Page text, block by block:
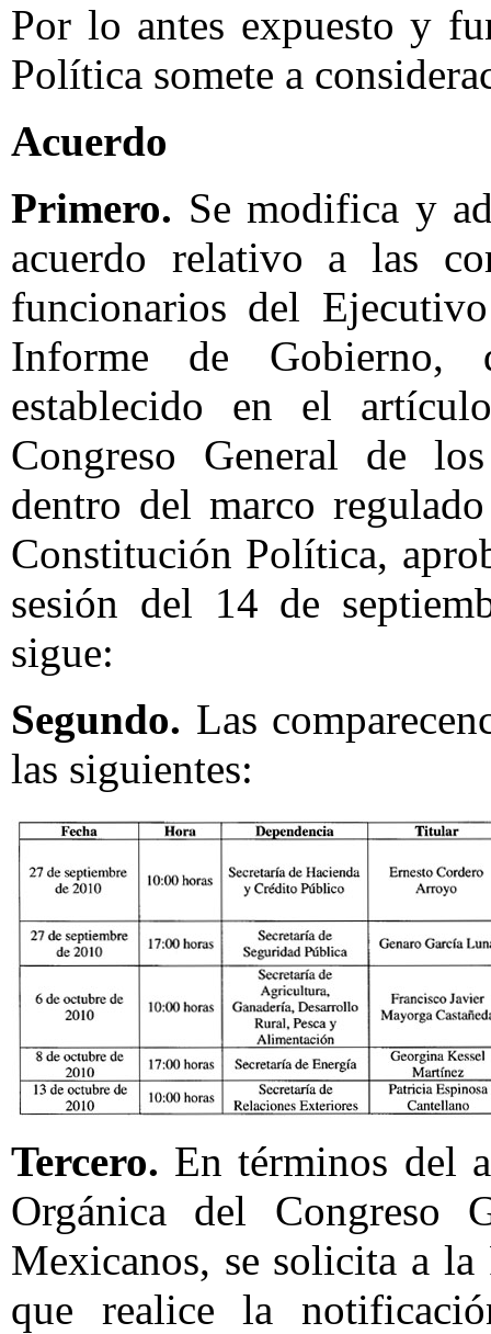
Por lo antes expuesto y
Política somete a
Acuerdo
Primero. Se modifica y
acuerdo relativo a las
funcionarios del
Informe de
establecido en el
Congreso General de
dentro del marco
Constitución Política,
sesión del 14 de
sigue:
Segundo. Las
las siguientes:
Tercero. En términos del
Orgánica del Congreso
Mexicanos, se solicita a
que realice la